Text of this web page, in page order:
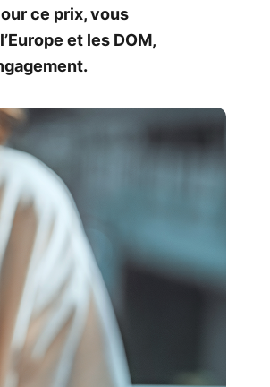
ce prix, vous
et les DOM,